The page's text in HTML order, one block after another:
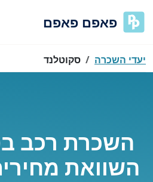
פאפם פאפם
יעדי השכרה סקוטלנד
השכרת רכב
השוואת